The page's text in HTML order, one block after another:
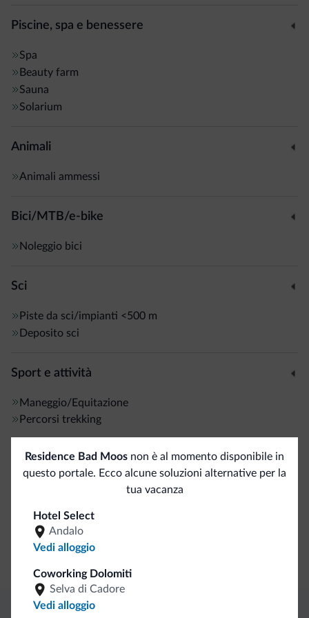
Piscine, spa e benessere
Spa
Beauty farm
Sauna
Solarium
Animali
Animali ammessi
Bici/MTB/e-bike
Noleggio bici
Sci
Piste da sci/impianti <500 m
Deposito sci
Sport e attività
Maneggio/Equitazione
Percorsi trekking
Servizi generali
Business
Residence Bad Moos non è al momento disponibile in
questo portale. Ecco alcune soluzioni alternative per la
tua vacanza
Hotel Select
Andalo
Vedi alloggio
Coworking Dolomiti
Selva di Cadore
Vedi alloggio